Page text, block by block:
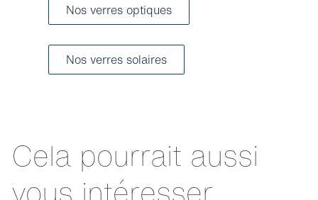
Nos verres optiques
Nos verres solaires
Cela pourrait aussi